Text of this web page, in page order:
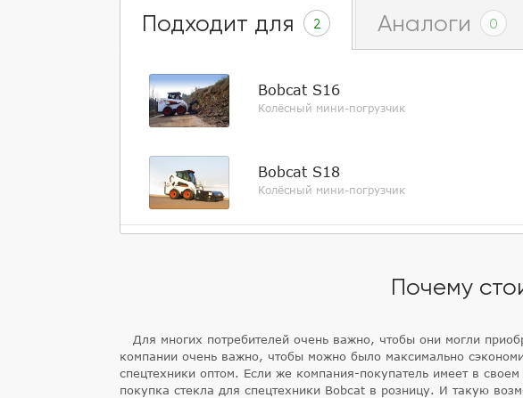
Подходит для 2 Аналоги 0
Bobcat S16
Колёсный мини-погрузчик
Bobcat S18
Колёсный мини-погрузчик
Почему
Для многих потребителей очень важно, чтобы они могли
компании очень важно, чтобы можно было максимально
спецтехники оптом. Если же компания-покупатель имеет в
покупка стекла для спецтехники Bobcat в розницу. И такую